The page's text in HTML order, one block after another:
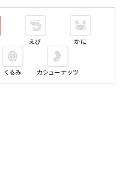
えび かに
くるみ カシューナッツ